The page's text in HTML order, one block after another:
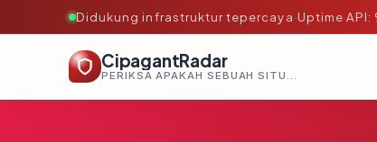
Didukung infrastruktur tepercaya·Uptime API:
CipagantRadar
PERIKSA APAKAH SEBUAH SITUS AMAN, TEPERCAYA, DAN TERVERIFIKASI DALAM HITUNGAN DETIK.